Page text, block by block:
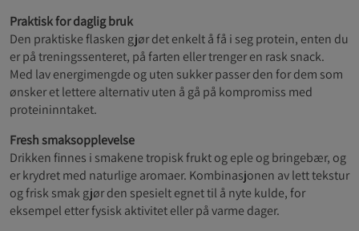
Praktisk for daglig bruk
Den praktiske flasken gjør det enkelt å få i seg protein, enten du
er på treningssenteret, på farten eller trenger en rask snack.
Med lav energimengde og uten sukker passer den for dem som
ønsker et lettere alternativ uten å gå på kompromiss med
proteininntaket.
Fresh smaksopplevelse
Drikkenfinnes i smakene tropisk frukt og eple og bringebær, og
er krydret med naturlige aromaer. Kombinasjonen av lett tekstur
og frisk smak gjør den spesielt egnet til å nyte kulde, for
eksempel etter fysisk aktivitet eller på varme dager.